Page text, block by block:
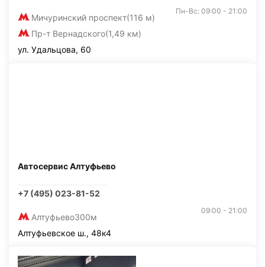
Мичуринский проспект(116 м)
Пр-т Вернадского(1,49 км)
Пн-Вс: 09:00 - 21:00
ул. Удальцова, 60
Автосервис Алтуфьево
+7 (495) 023-81-52
Алтуфьево300м
09:00 - 21:00
Алтуфьевское ш., 48к4